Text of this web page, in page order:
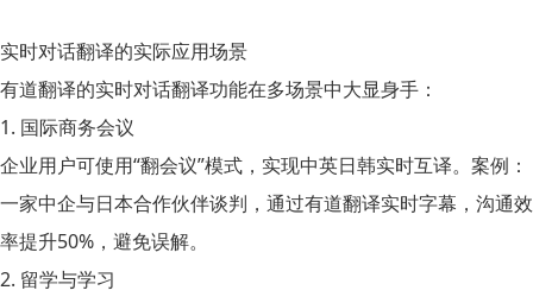
实时对话翻译的实际应用场景
有道翻译的实时对话翻译功能在多场景中大显身手：
1. 国际商务会议
企业用户可使用“翻会议”模式，实现中英日韩实时互译。案例：
一家中企与日本合作伙伴谈判，通过有道翻译实时字幕，沟通效
率提升50%，避免误解。
2. 留学与学习